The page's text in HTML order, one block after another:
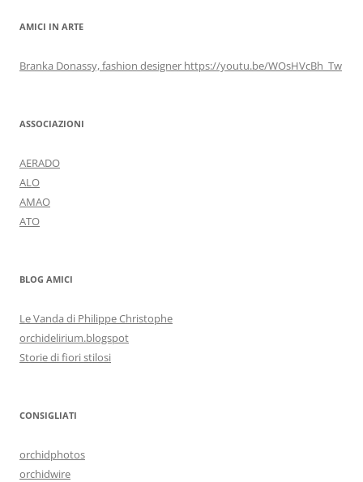
AMICI IN ARTE
Branka Donassy, fashion designer https://youtu.be/WOsHVcBh_Tw
ASSOCIAZIONI
AERADO
ALO
AMAO
ATO
BLOG AMICI
Le Vanda di Philippe Christophe
orchidelirium.blogspot
Storie di fiori stilosi
CONSIGLIATI
orchidphotos
orchidwire